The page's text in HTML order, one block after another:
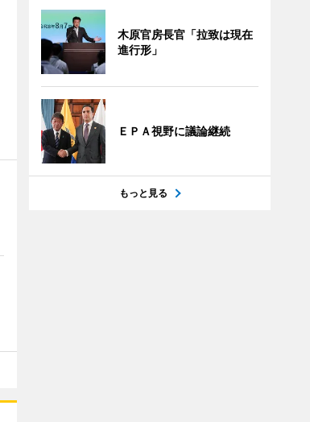
木原官房長官「拉致は現在
進行形」
ＥＰＡ視野に議論継続
もっと見る